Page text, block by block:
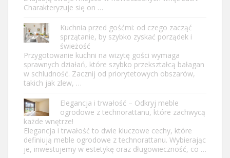
Charakteryzuje się on …
Kuchnia przed gośćmi: od czego zacząć
sprzątanie, by szybko zyskać porządek i
świeżość
Przygotowanie kuchni na wizytę gości wymaga
sprawnych działań, które szybko przekształcą bałagan
w schludność. Zacznij od priorytetowych obszarów,
takich jak zlew, …
Elegancja i trwałość – Odkryj meble
ogrodowe z technorattanu, które zachwycą
każde wnętrze!
Elegancja i trwałość to dwie kluczowe cechy, które
definiują meble ogrodowe z technorattanu. Wybierając
je, inwestujemy w estetykę oraz długowieczność, co …